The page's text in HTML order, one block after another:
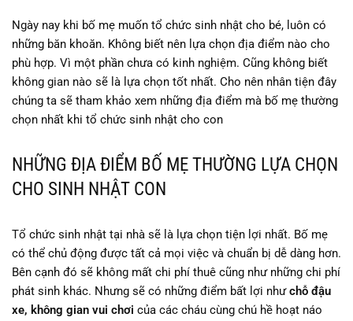
Ngày nay khi bố mẹ muốn tổ chức sinh nhật cho bé, luôn có
những băn khoăn. Không biết nên lựa chọn địa điểm nào cho
phù hợp. Vì một phần chưa có kinh nghiệm. Cũng không biết
không gian nào sẽ là lựa chọn tốt nhất. Cho nên nhân tiện đây
chúng ta sẽ tham khảo xem những địa điểm mà bố mẹ thường
chọn nhất khi tổ chức sinh nhật cho con
NHỮNG ĐỊA ĐIỂM BỐ MẸ THƯỜNG LỰA CHỌN
CHO SINH NHẬT CON
Tổ chức sinh nhật tại nhà sẽ là lựa chọn tiện lợi nhất. Bố mẹ
có thể chủ động được tất cả mọi việc và chuẩn bị dễ dàng hơn.
Bên cạnh đó sẽ không mất chi phí thuê cũng như những chi phí
phát sinh khác. Nhưng sẽ có những điểm bất lợi nhưchỗ đậu
xe, không gian vui chơi của các cháu cùng chú hề hoạt náo